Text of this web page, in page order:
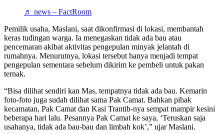
♬ news – FactRoom
Pemilik usaha, Maslani, saat dikonfirmasi di lokasi, membantah
keras tudingan warga. Ia menegaskan tidak ada bau atau
pencemaran akibat aktivitas pengepulan minyak jelantah di
rumahnya. Menurutnya, lokasi tersebut hanya menjadi tempat
pengepulan sementara sebelum dikirim ke pembeli untuk pakan
ternak.
“Bisa dilihat sendiri kan Mas, tempatnya tidak ada bau. Kemarin
foto-foto juga sudah dilihat sama Pak Camat. Bahkan pihak
kecamatan, Pak Camat dan Kasi Trantib-nya sempat mampir kesini
beberapa hari lalu. Pesannya Pak Camat ke saya, ‘Teruskan saja
usahanya, tidak ada bau-bau dan limbah kok’,” ujar Maslani.